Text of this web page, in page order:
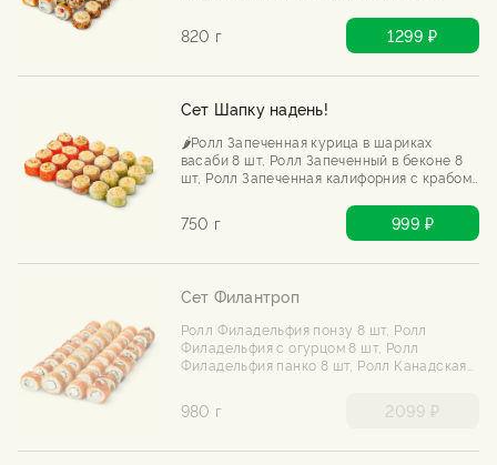
Сет Филантроп
Ролл Филадельфия понзу 8 шт, Ролл
Филадельфия с огурцом 8 шт, Ролл
Филадельфия панко 8 шт, Ролл Канадская
980 г 2099 ₽
820 г 1299 ₽
Сет Шапку надень!
🌶️Ролл Запеченная курица в шариках
васаби 8 шт, Ролл Запеченный в беконе 8
шт, Ролл Запеченная калифорния с крабом
750 г 999 ₽